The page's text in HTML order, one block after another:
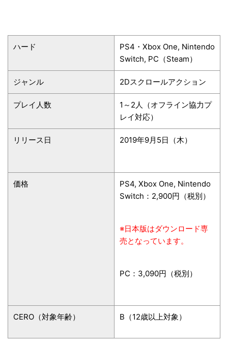
ハード
PS4・Xbox One, Nintendo
Switch, PC（Steam）
ジャンル 2Dスクロールアクション
プレイ人数
1～2人（オフライン協力プ
レイ対応）
リリース日 2019年9月5日（木）
価格
PS4, Xbox One, Nintendo
Switch：2,900円（税別）
※日本版はダウンロード専
売となっています。
PC：3,090円（税別）
CERO（対象年齢） B（12歳以上対象）